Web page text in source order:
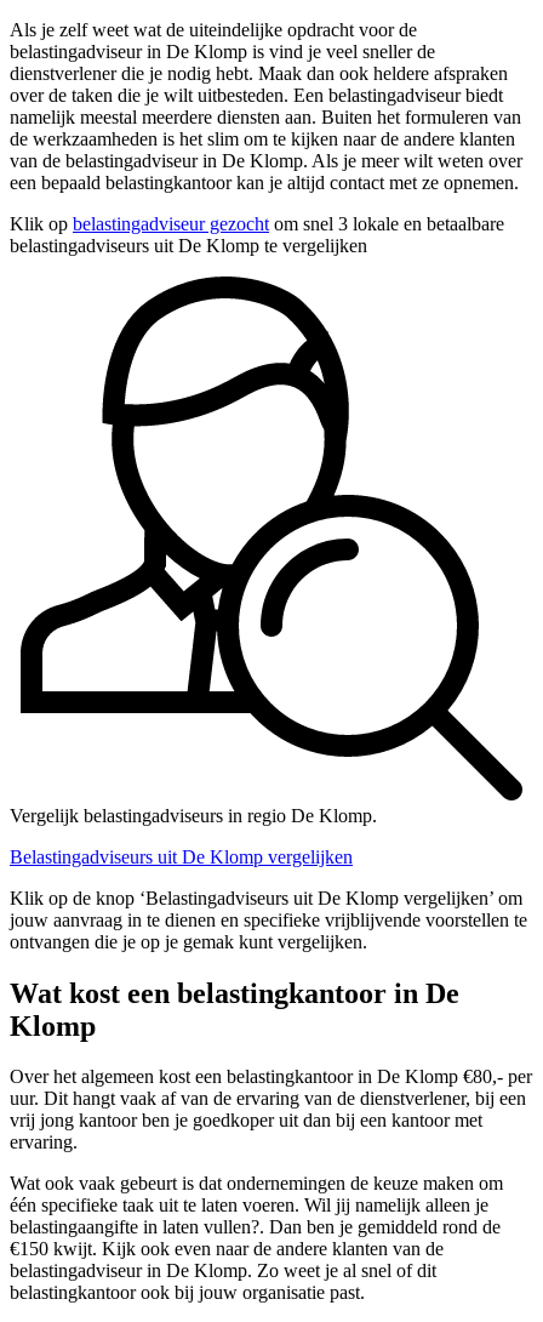
Als je zelf weet wat de uiteindelijke opdracht voor de
belastingadviseur in De Klomp is vind je veel sneller de
dienstverlener die je nodig hebt. Maak dan ook heldere afspraken
over de taken die je wilt uitbesteden. Een belastingadviseur biedt
namelijk meestal meerdere diensten aan. Buiten het formuleren van
de werkzaamheden is het slim om te kijken naar de andere klanten
van de belastingadviseur in De Klomp. Als je meer wilt weten over
een bepaald belastingkantoor kan je altijd contact met ze opnemen.
Klik op belastingadviseur gezocht om snel 3 lokale en betaalbare
belastingadviseurs uit De Klomp te vergelijken
Vergelijk belastingadviseurs in regio De Klomp.
Belastingadviseurs uit De Klomp vergelijken
Klik op de knop ‘Belastingadviseurs uit De Klomp vergelijken’ om
jouw aanvraag in te dienen en specifieke vrijblijvende voorstellen te
ontvangen die je op je gemak kunt vergelijken.
Wat kost een belastingkantoor in De
Klomp
Over het algemeen kost een belastingkantoor in De Klomp €80,- per
uur. Dit hangt vaak af van de ervaring van de dienstverlener, bij een
vrij jong kantoor ben je goedkoper uit dan bij een kantoor met
ervaring.
Wat ook vaak gebeurt is dat ondernemingen de keuze maken om
één specifieke taak uit te laten voeren. Wil jij namelijk alleen je
belastingaangifte in laten vullen?. Dan ben je gemiddeld rond de
€150 kwijt. Kijk ook even naar de andere klanten van de
belastingadviseur in De Klomp. Zo weet je al snel of dit
belastingkantoor ook bij jouw organisatie past.